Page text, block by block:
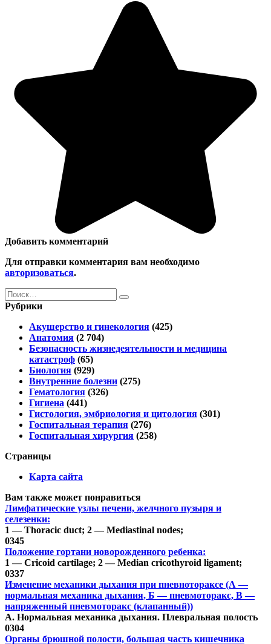
Добавить комментарий
Для отправки комментария вам необходимо
авторизоваться.
Search
for:
Рубрики
Акушерство и гинекология (425)
Анатомия (2 704)
Безопасность жизнедеятельности и медицина
катастроф (65)
Биология (929)
Внутренние болезни (275)
Гематология (326)
Гигиена (441)
Гистология, эмбриология и цитология (301)
Госпитальная терапия (276)
Госпитальная хирургия (258)
Страницы
Карта сайта
Вам также может понравиться
Лимфатические узлы печени, желчного пузыря и
селезенки:
1 — Thoracic duct; 2 — Mediastinal nodes;
0345
Положение гортани новорожденного ребенка:
1 — Cricoid cartilage; 2 — Median cricothyroid ligament;
0337
Изменение механики дыхания при пневнотораксе (А —
нормальная механика дыхания, Б — пневмоторакс, В —
напряженный пневмоторакс (клапанный))
А. Нормальная механика дыхания. Плевральная полость
0304
Органы брюшной полости, большая часть кишечника